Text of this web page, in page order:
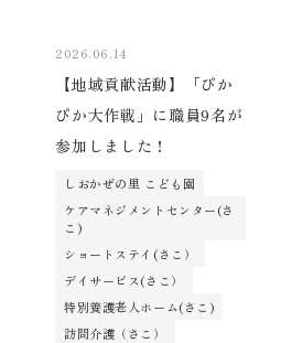
2026.06.14
【地域貢献活動】「ぴか
ぴか大作戦」に職員9名が
参加しました！
しおかぜの里 こども園
ケアマネジメントセンター(さ
こ)
ショートステイ(さこ）
デイサービス(さこ）
特別養護老人ホーム(さこ)
訪問介護（さこ）